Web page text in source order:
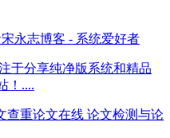
宋永志博客 - 系统爱好者
于分享纯净版系统和精品
！....
论文在线 论文检测与论